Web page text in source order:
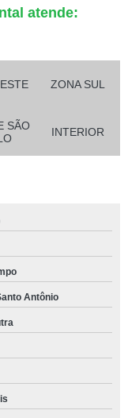
atende:
ZONA SUL
SÃO
INTERIOR
Antônio